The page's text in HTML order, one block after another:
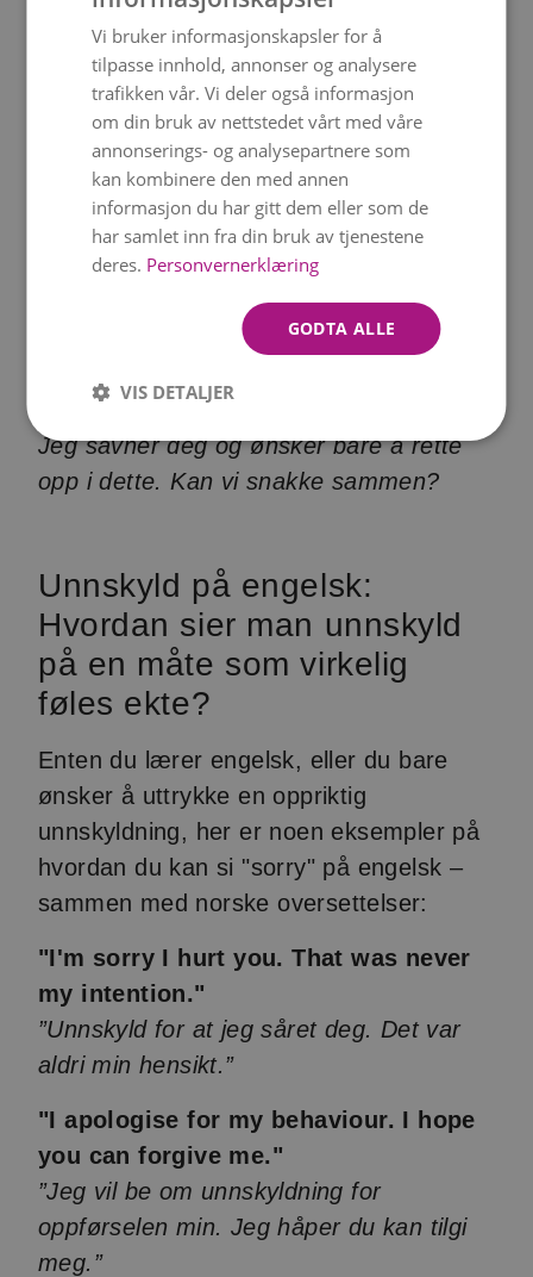
Unnskyld for at jeg såret deg. Jeg forstår
nå hvordan ordene mine har gjort deg
vondt.
Du fortjener bedre, og jeg lover å lære av
mine feil. Vær så snill og tilgi meg.
Jeg setter virkelig pris på deg, og det
gjør vondt å vite at jeg har såret deg.
Jeg var ikke meg selv og reagerte dumt.
Jeg vil gjøre det godt igjen.
Jeg savner deg og ønsker bare å rette
opp i dette. Kan vi snakke sammen?
Unnskyld på engelsk:
Hvordan sier man unnskyld
på en måte som virkelig
føles ekte?
Enten du lærer engelsk, eller du bare
ønsker å uttrykke en oppriktig
unnskyldning, her er noen eksempler på
hvordan du kan si "sorry" på engelsk –
sammen med norske oversettelser:
"I'm sorry I hurt you. That was never
my intention."
”Unnskyld for at jeg såret deg. Det var
aldri min hensikt.”
"I apologise for my behaviour. I hope
you can forgive me."
”Jeg vil be om unnskyldning for
oppførselen min. Jeg håper du kan tilgi
meg.”
ENGLISH
Vi bruker informasjonskapsler for å
tilpasse innhold, annonser og analysere
trafikken vår. Vi deler også informasjon
om din bruk av nettstedet vårt med våre
annonserings- og analysepartnere som
kan kombinere den med annen
informasjon du har gitt dem eller som de
har samlet inn fra din bruk av tjenestene
deres. Personvernerklæring
GODTA ALLE
VIS DETALJER